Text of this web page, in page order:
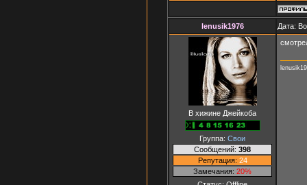
lenusik1976 Дата:
В хижине Джейкоба
Группа: Свои
Сообщений: 398
Репутация: 24
Замечания: 20%